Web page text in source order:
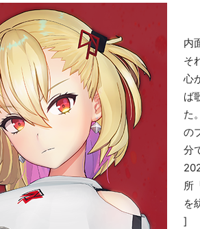
内
そ
心
ば
た
の
分
所
を
]